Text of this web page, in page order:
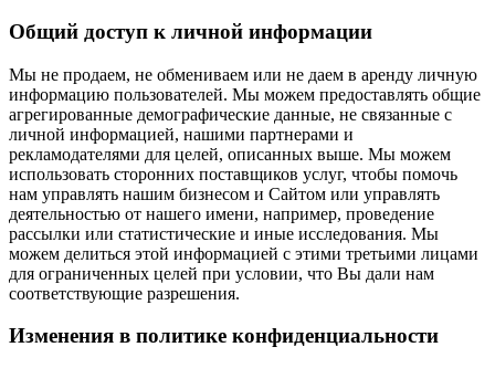
Общий доступ к личной информации
Мы не продаем, не обмениваем или не даем в аренду личную
информацию пользователей. Мы можем предоставлять общие
агрегированные демографические данные, не связанные с
личной информацией, нашими партнерами и
рекламодателями для целей, описанных выше. Мы можем
использовать сторонних поставщиков услуг, чтобы помочь
нам управлять нашим бизнесом и Сайтом или управлять
деятельностью от нашего имени, например, проведение
рассылки или статистические и иные исследования. Мы
можем делиться этой информацией с этими третьими лицами
для ограниченных целей при условии, что Вы дали нам
соответствующие разрешения.
Изменения в политике конфиденциальности